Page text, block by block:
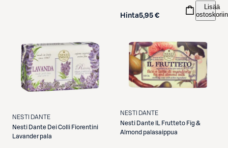
Hinta5,95 €
Lisää
ostoskoriin
NESTI DANTE
Nesti Dante Dei Colli Fiorentini
Lavander pala
NESTI DANTE
Nesti Dante
IL Frutteto Fig &
Almond palasaippua